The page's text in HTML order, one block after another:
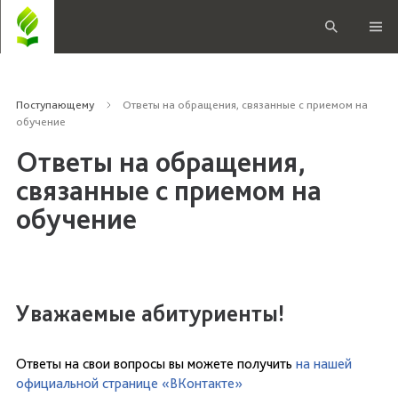
Поступающему
Ответы на обращения, связанные с приемом на
обучение
Ответы на обращения,
связанные с приемом на
обучение
Уважаемые абитуриенты!
Ответы на свои вопросы вы можете получить на нашей
официальной странице «ВКонтакте»